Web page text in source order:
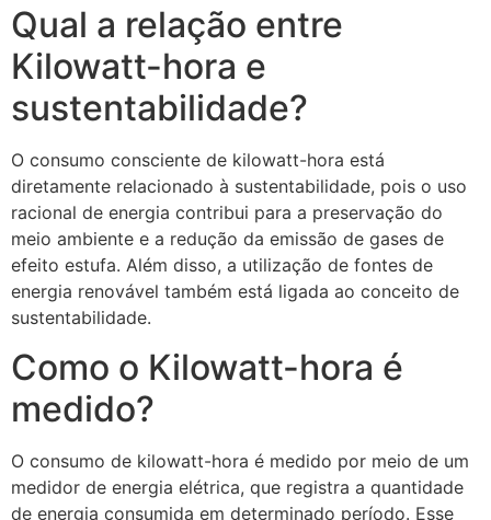
Qual a relação entre
Kilowatt-hora e
sustentabilidade?
O consumo consciente de kilowatt-hora está
diretamente relacionado à sustentabilidade, pois o uso
racional de energia contribui para a preservação do
meio ambiente e a redução da emissão de gases de
efeito estufa. Além disso, a utilização de fontes de
energia renovável também está ligada ao conceito de
sustentabilidade.
Como o Kilowatt-hora é
medido?
O consumo de kilowatt-hora é medido por meio de um
medidor de energia elétrica, que registra a quantidade
de energia consumida em determinado período. Esse